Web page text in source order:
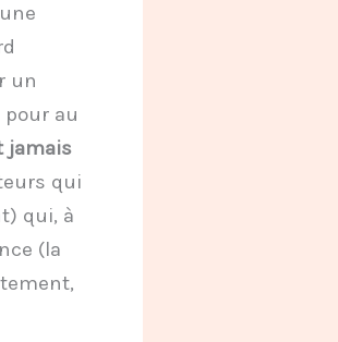
un
au
jamais
qui
qui, à
(la